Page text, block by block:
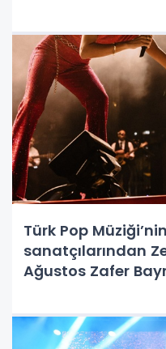
Türk Pop
sanatçılarından
Ağustos Zafer
izlediği konser